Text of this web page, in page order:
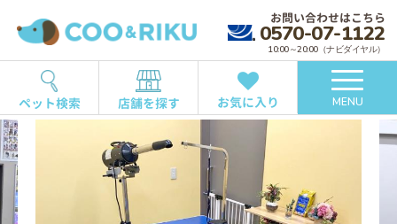
お問い合わせはこちら
0570-07-1122
10:00～20:00（ナビダイヤル）
ペット検索 店舗を探す お気に入り MENU